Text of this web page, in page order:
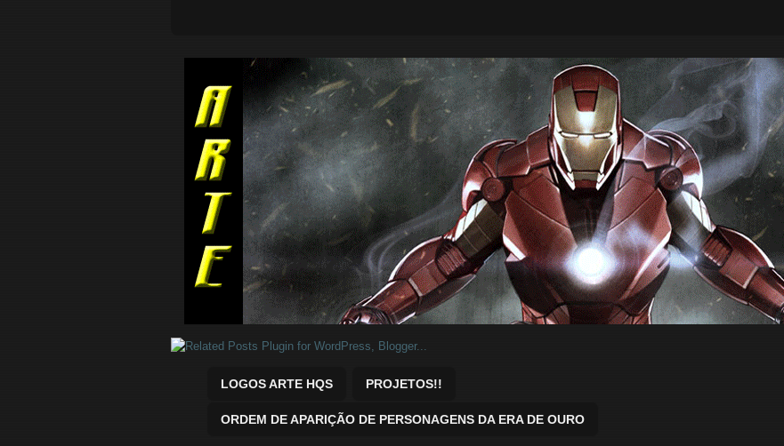
Quadrinhos Marvel e DC para baixar.
LOGOS ARTE HQS PROJETOS!!
ORDEM DE APARIÇÃO DE PERSONAGENS DA ERA DE OURO